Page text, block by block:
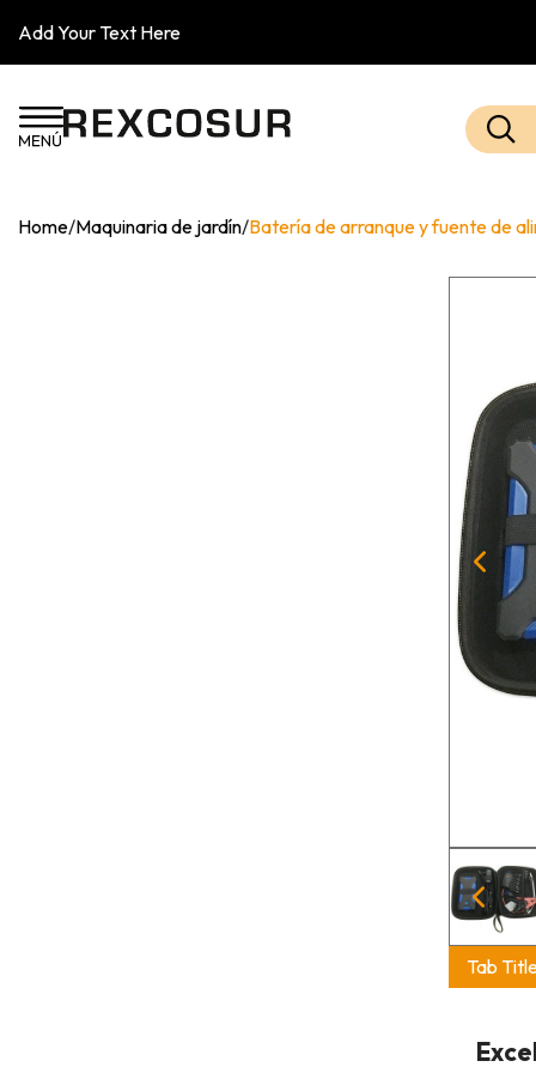
Add Your Text Here
Home/Maquinaria de jardín/Batería de arranque y fuente de
Tab